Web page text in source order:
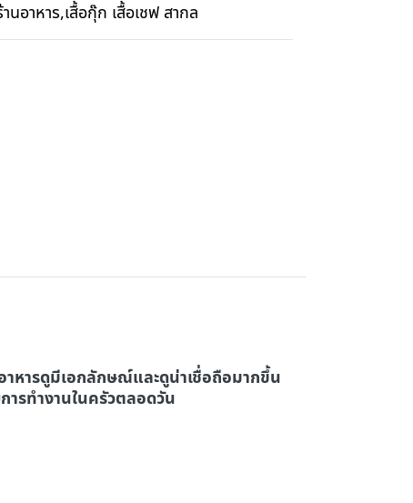
นอาหาร,เสื้อกุ๊ก เสื้อเชฟ สากล
หารดูมีเอกลักษณ์และดูน่าเชื่อถือมากขึ้น
ารทำงานในครัวตลอดวัน